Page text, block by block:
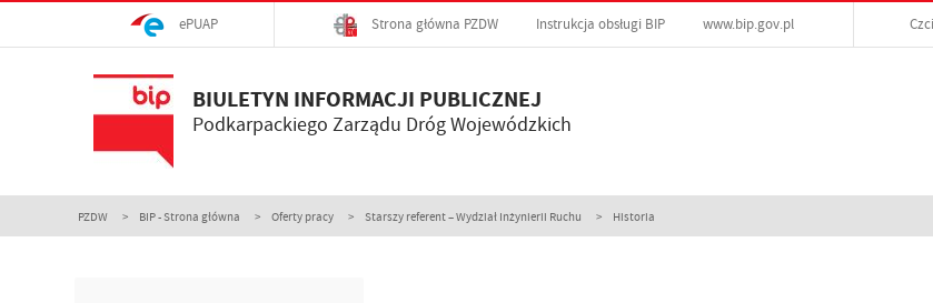
ePUAP Strona główna PZDW Instrukcja obsługi BIP www.bip.gov.pl
BIULETYN INFORMACJI PUBLICZNEJ
Podkarpackiego Zarządu Dróg Wojewódzkich
PZDW BIP - Strona główna Oferty pracy Starszy referent – Wydział Inżynierii Ruchu Historia